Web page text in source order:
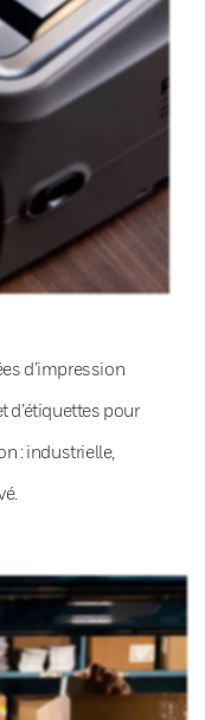
d’impression
d’étiquettes pour
: industrielle,